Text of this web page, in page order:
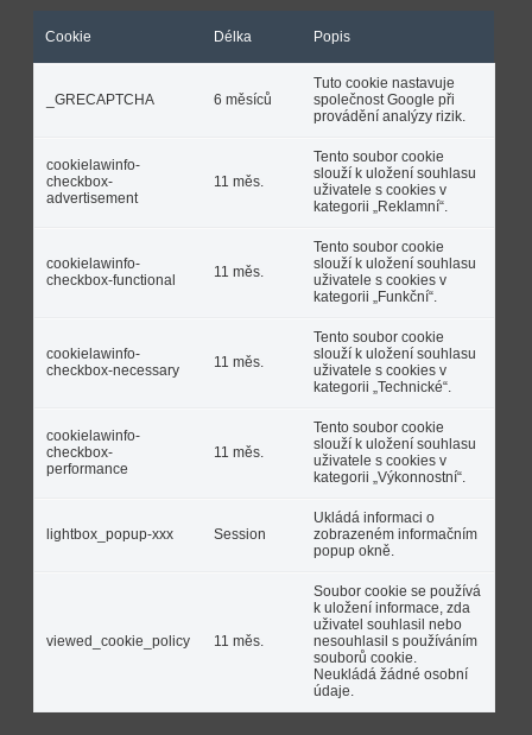
Cookie Délka Popis
_GRECAPTCHA 6 měsíců
Tuto cookie nastavuje
společnost Google při
provádění analýzy rizik.
cookielawinfo-
checkbox-
advertisement
11 měs.
Tento soubor cookie
slouží k uložení souhlasu
uživatele s cookies v
kategorii „Reklamní“.
cookielawinfo-
checkbox-functional
11 měs.
Tento soubor cookie
slouží k uložení souhlasu
uživatele s cookies v
kategorii „Funkční“.
cookielawinfo-
checkbox-necessary
11 měs.
Tento soubor cookie
slouží k uložení souhlasu
uživatele s cookies v
kategorii „Technické“.
cookielawinfo-
checkbox-
performance
11 měs.
Tento soubor cookie
slouží k uložení souhlasu
uživatele s cookies v
kategorii „Výkonnostní“.
lightbox_popup-xxx Session
Ukládá informaci o
zobrazeném informačním
popup okně.
viewed_cookie_policy 11 měs.
Soubor cookie se používá
k uložení informace, zda
uživatel souhlasil nebo
nesouhlasil s používáním
souborů cookie.
Neukládá žádné osobní
údaje.